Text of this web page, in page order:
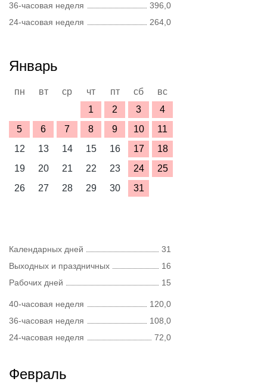
36-часовая неделя
396,0
24-часовая неделя
264,0
Январь
пн вт ср чт пт сб
вс
1
2 3
4
5
6 7 8 9 10
11
12
13 14 15 16 17
18
19
20 21 22 23 24
25
26
27 28 29 30 31
Календарных дней
31
Выходных и праздничных
16
Рабочих дней
15
40-часовая неделя
120,0
36-часовая неделя
108,0
24-часовая неделя
72,0
Февраль